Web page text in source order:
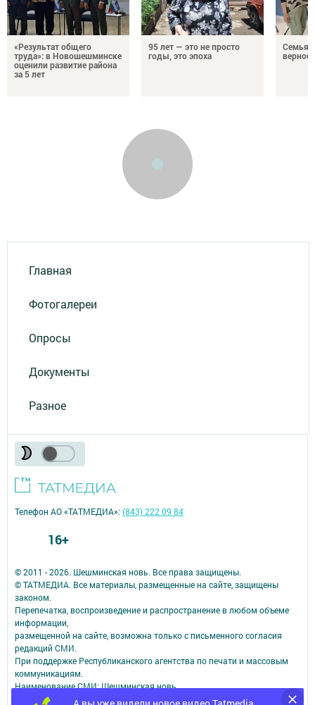
«Результат общего
труда»: в Новошешминске
оценили развитие района
за 5 лет
95 лет — это не просто
годы, это эпоха
Семья
Главная
Фотогалереи
Опросы
Документы
Разное
© 2011 - 2026. Шешминская новь. Все права защищены.
© ТАТМЕДИА. Все материалы, размещенные на сайте, защищены
законом.
Перепечатка, воспроизведение и распространение в любом объеме
информации,
размещенной на сайте, возможна только с письменного согласия
редакций СМИ.
При поддержке Республиканского агентства по печати и массовым
коммуникациям.
Наименование СМИ: Шешминская новь
СМИ зарегистрировано Федеральной службой по надзору в сфере
Телефон АО «ТАТМЕДИА»:(843) 222 09 84
16+